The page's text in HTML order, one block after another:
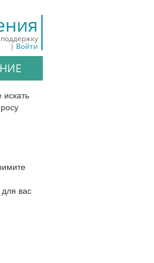
| Войти
вас